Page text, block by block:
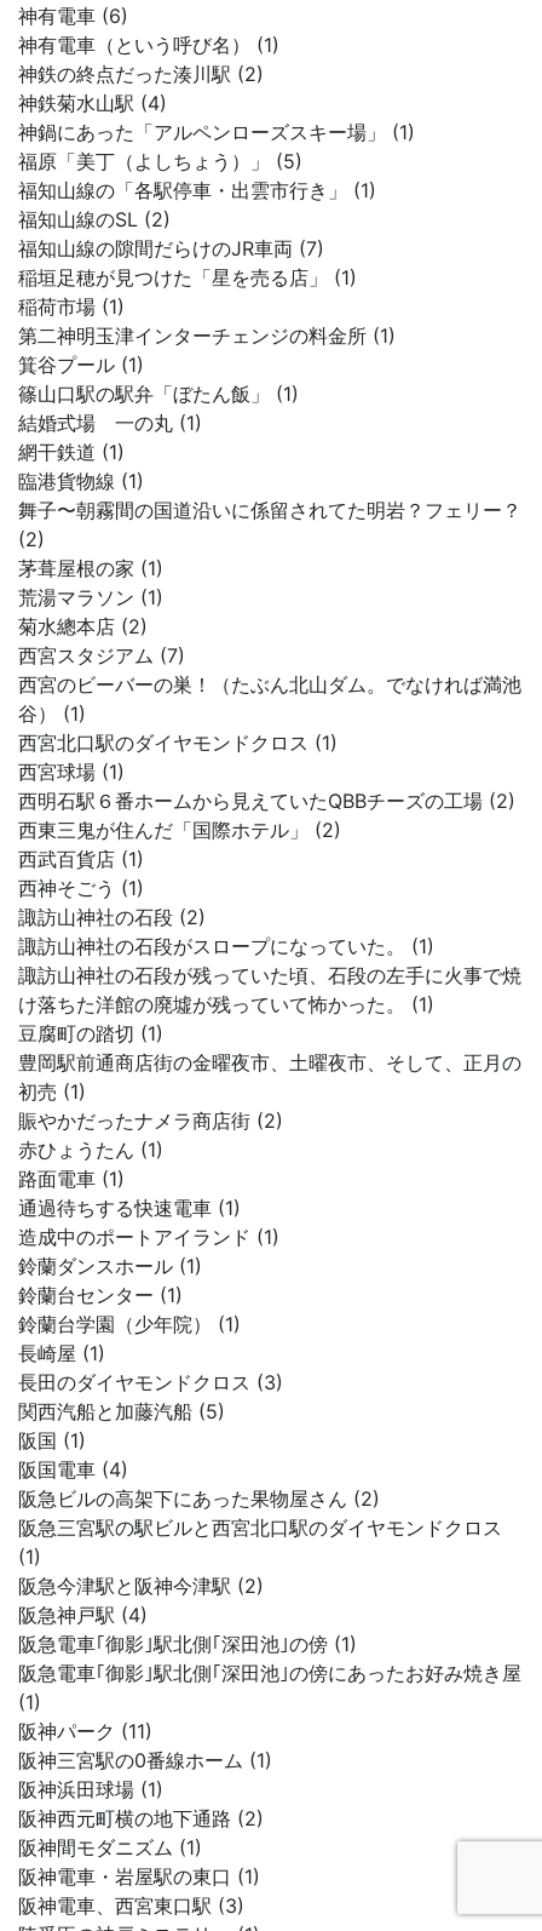
神有電車 (6)
神有電車（という呼び名） (1)
神鉄の終点だった湊川駅 (2)
神鉄菊水山駅 (4)
神鍋にあった「アルペンローズスキー場」 (1)
福原「美丁（よしちょう）」 (5)
福知山線の「各駅停車・出雲市行き」 (1)
福知山線のSL (2)
福知山線の隙間だらけのJR車両 (7)
稲垣足穂が見つけた「星を売る店」 (1)
稲荷市場 (1)
第二神明玉津インターチェンジの料金所 (1)
箕谷プール (1)
篠山口駅の駅弁「ぼたん飯」 (1)
結婚式場 一の丸 (1)
網干鉄道 (1)
臨港貨物線 (1)
舞子〜朝霧間の国道沿いに係留されてた明岩？フェリー？
(2)
茅葺屋根の家 (1)
荒湯マラソン (1)
菊水總本店 (2)
西宮スタジアム (7)
西宮のビーバーの巣！（たぶん北山ダム。でなければ満池
谷） (1)
西宮北口駅のダイヤモンドクロス (1)
西宮球場 (1)
西明石駅６番ホームから見えていたQBBチーズの工場 (2)
西東三鬼が住んだ「国際ホテル」 (2)
西武百貨店 (1)
西神そごう (1)
諏訪山神社の石段 (2)
諏訪山神社の石段がスロープになっていた。 (1)
諏訪山神社の石段が残っていた頃、石段の左手に火事で焼
け落ちた洋館の廃墟が残っていて怖かった。 (1)
豆腐町の踏切 (1)
豊岡駅前通商店街の金曜夜市、土曜夜市、そして、正月の
初売 (1)
賑やかだったナメラ商店街 (2)
赤ひょうたん (1)
路面電車 (1)
通過待ちする快速電車 (1)
造成中のポートアイランド (1)
鈴蘭ダンスホール (1)
鈴蘭台センター (1)
鈴蘭台学園（少年院） (1)
長崎屋 (1)
長田のダイヤモンドクロス (3)
関西汽船と加藤汽船 (5)
阪国 (1)
阪国電車 (4)
阪急ビルの高架下にあった果物屋さん (2)
阪急三宮駅の駅ビルと西宮北口駅のダイヤモンドクロス
(1)
阪急今津駅と阪神今津駅 (2)
阪急神戸駅 (4)
阪急電車｢御影｣駅北側｢深田池｣の傍 (1)
阪急電車｢御影｣駅北側｢深田池｣の傍にあったお好み焼き屋
(1)
阪神パーク (11)
阪神三宮駅の0番線ホーム (1)
阪神浜田球場 (1)
阪神西元町横の地下通路 (2)
阪神間モダニズム (1)
阪神電車・岩屋駅の東口 (1)
阪神電車、西宮東口駅 (3)